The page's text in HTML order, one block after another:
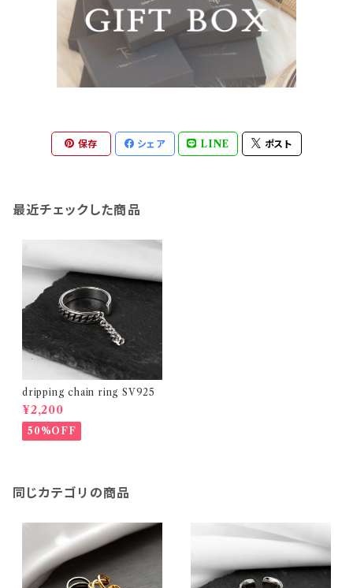
保存 シェア LINE ポスト
最近チェックした商品
dripping chain ring SV925
¥2,200
50%OFF
同じカテゴリの商品